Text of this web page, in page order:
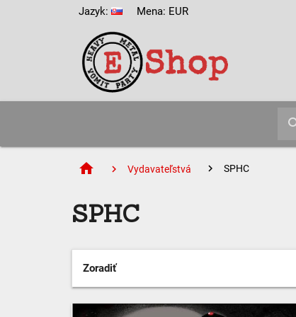
Jazyk: Mena: EUR
home Vydavateľstvá SPHC
SPHC
Zoradiť